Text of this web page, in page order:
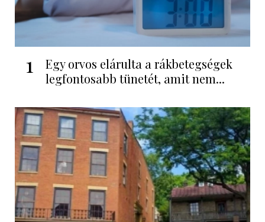
1
Egy orvos elárulta a rákbetegségek
legfontosabb tünetét, amit nem...